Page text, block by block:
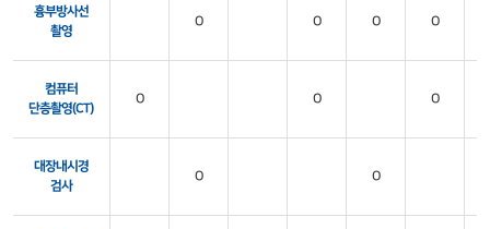
흉부방사선
촬영
O O O O
컴퓨터
단층촬영(CT)
O O O
대장내시경
검사
O O